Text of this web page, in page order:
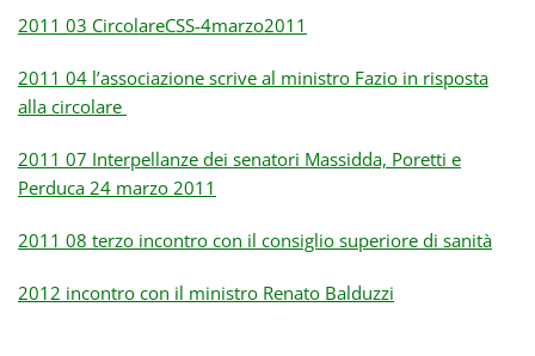
2011 03 CircolareCSS-4marzo2011
2011 04 l’associazione scrive al ministro Fazio in risposta
alla circolare
2011 07 Interpellanze dei senatori Massidda, Poretti e
Perduca 24 marzo 2011
2011 08 terzo incontro con il consiglio superiore di sanità
2012 incontro con il ministro Renato Balduzzi